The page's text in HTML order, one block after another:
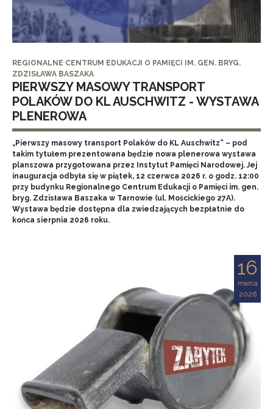
REGIONALNE CENTRUM EDUKACJI O PAMIĘCI IM. GEN. BRYG.
ZDZISŁAWA BASZAKA
PIERWSZY MASOWY TRANSPORT
POLAKÓW DO KL AUSCHWITZ - WYSTAWA
PLENEROWA
„Pierwszy masowy transport Polaków do KL Auschwitz” – pod
takim tytułem prezentowana będzie nowa plenerowa wystawa
planszowa przygotowana przez Instytut Pamięci Narodowej. Jej
inauguracja odbyła się w piątek, 12 czerwca 2026 r. o godz. 12:00
przy budynku Regionalnego Centrum Edukacji o Pamięci im. gen.
bryg. Zdzisława Baszaka w Tarnowie (ul. Mościckiego 27A).
Wystawa będzie dostępna dla zwiedzających bezpłatnie do
końca sierpnia 2026 roku.
16
marca
2026